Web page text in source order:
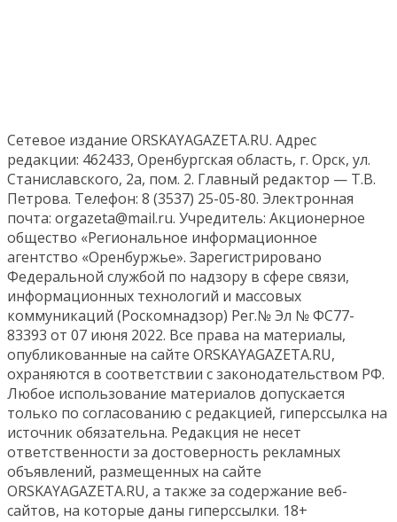
Сетевое издание ORSKAYAGAZETA.RU. Адрес
редакции: 462433, Оренбургская область, г. Орск, ул.
Станиславского, 2а, пом. 2. Главный редактор — Т.В.
Петрова. Телефон: 8 (3537) 25-05-80. Электронная
почта: orgazeta@mail.ru. Учредитель: Акционерное
общество «Региональное информационное
агентство «Оренбуржье». Зарегистрировано
Федеральной службой по надзору в сфере связи,
информационных технологий и массовых
коммуникаций (Роскомнадзор) Рег.№ Эл № ФС77-
83393 от 07 июня 2022. Все права на материалы,
опубликованные на сайте ORSKAYAGAZETA.RU,
охраняются в соответствии с законодательством РФ.
Любое использование материалов допускается
только по согласованию с редакцией, гиперссылка на
источник обязательна. Редакция не несет
ответственности за достоверность рекламных
объявлений, размещенных на сайте
ORSKAYAGAZETA.RU, а также за содержание веб-
сайтов, на которые даны гиперссылки. 18+